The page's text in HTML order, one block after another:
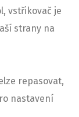
vstřikovač je
strany na
repasovat,
nastavení